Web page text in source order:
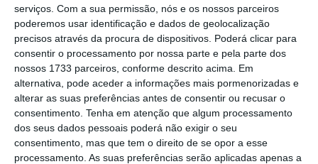
serviços. Com a sua permissão, nós e os nossos parceiros
poderemos usar identificação e dados de geolocalização
precisos através da procura de dispositivos. Poderá clicar para
consentir o processamento por nossa parte e pela parte dos
nossos 1733 parceiros, conforme descrito acima. Em
alternativa, pode aceder a informações mais pormenorizadas e
alterar as suas preferências antes de consentir ou recusar o
consentimento. Tenha em atenção que algum processamento
dos seus dados pessoais poderá não exigir o seu
consentimento, mas que tem o direito de se opor a esse
processamento. As suas preferências serão aplicadas apenas a
ironia das ironias, passado uns 5 ou 6 anos estava
a ingressar nesse mesmo grupo para ser diretor
criativo de uma das agências de publicidade do
mesmo grupo.
Talvez por ter tido estas ligações ao mercado das
relações públicas (muitas ainda mantenho),
quando me tornei publicitário, sempre tentei